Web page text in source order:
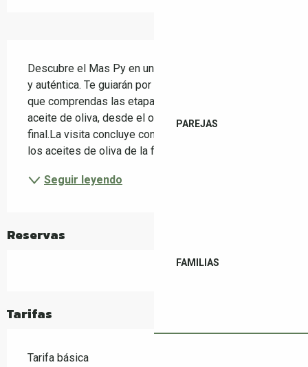
PAREJAS
FAMILIAS
Descubre el Mas Py en una visita guiada, agradable
y auténtica. Te guiarán por el corazón de la finca para
que comprendas las etapas de la producción del
aceite de oliva, desde el olivar hasta el producto
final.La visita concluye con una cata comentada de
los aceites de oliva de la finca, que...
Seguir leyendo
Reservas
Tarifas
Tarifa básica